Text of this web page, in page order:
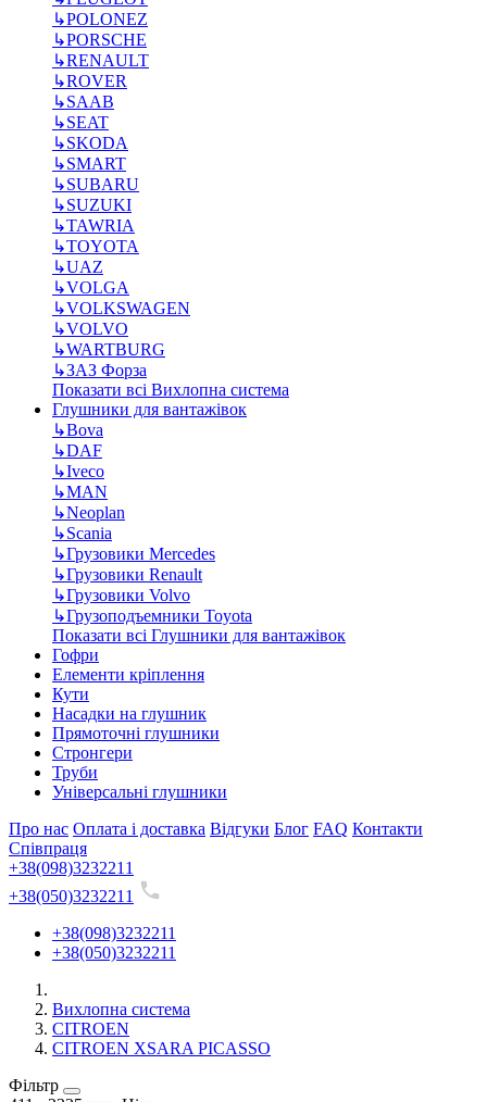
↳POLONEZ
↳PORSCHE
↳RENAULT
↳ROVER
↳SAAB
↳SEAT
↳SKODA
↳SMART
↳SUBARU
↳SUZUKI
↳TAWRIA
↳TOYOTA
↳UAZ
↳VOLGA
↳VOLKSWAGEN
↳VOLVO
↳WARTBURG
↳ЗАЗ Форза
Показати всі Вихлопна система
Глушники для вантажівок
↳Bova
↳DAF
↳Iveco
↳MAN
↳Neoplan
↳Scania
↳Грузовики Mercedes
↳Грузовики Renault
↳Грузовики Volvo
↳Грузоподъемники Toyota
Показати всі Глушники для вантажівок
Гофри
Елементи кріплення
Кути
Насадки на глушник
Прямоточні глушники
Стронгери
Труби
Універсальні глушники
Про нас Оплата і доставка Відгуки Блог FAQ Контакти
Співпраця
+38(098)3232211
+38(050)3232211
+38(098)3232211
+38(050)3232211
Вихлопна система
CITROEN
CITROEN XSARA PICASSO
Фільтр